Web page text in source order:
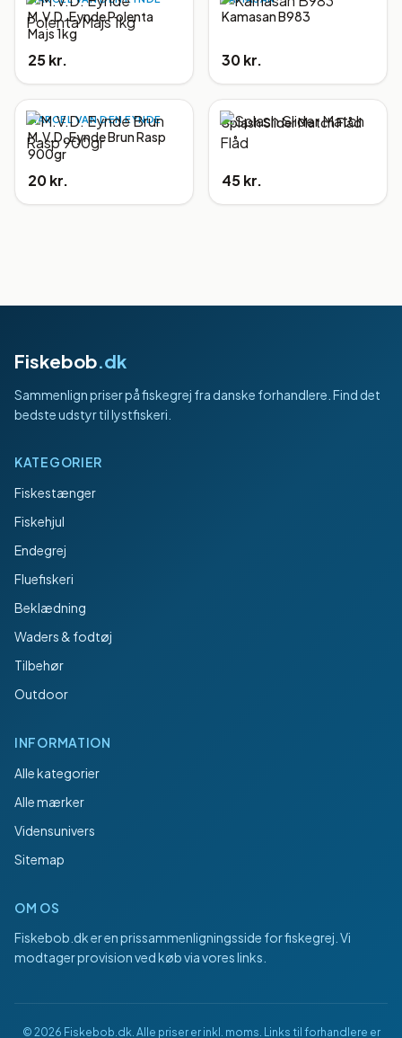
M.V.D. Eynde Polenta
Majs 1kg
25 kr.
Kamasan B983
30 kr.
MARCEL VAN DEN EYNDE
M.V.D. Eynde Brun Rasp
900gr
20 kr.
Splash Slider Match Flåd
45 kr.
Fiskebob.dk
Sammenlign priser på fiskegrej fra danske forhandlere. Find det
bedste udstyr til lystfiskeri.
KATEGORIER
Fiskestænger
Fiskehjul
Endegrej
Fluefiskeri
Beklædning
Waders & fodtøj
Tilbehør
Outdoor
INFORMATION
Alle kategorier
Alle mærker
Vidensunivers
Sitemap
OM OS
Fiskebob.dker en prissammenligningsside for fiskegrej. Vi
modtager provision ved køb via vores links.
© 2026 Fiskebob.dk. Alle priser er inkl. moms. Links til forhandlere er